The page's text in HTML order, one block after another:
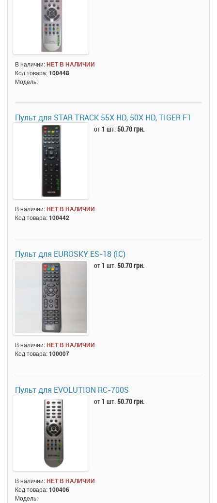
В наличии:НЕТ В НАЛИЧИИ
Код товара:100448
Модель:
Пульт для STAR TRACK 55X HD, 50X HD, TIGER F1
от 1 шт. 50.70 грн.
В наличии:НЕТ В НАЛИЧИИ
Код товара:100442
Пульт для EUROSKY ES-18 (IC)
от 1 шт. 50.70 грн.
В наличии:НЕТ В НАЛИЧИИ
Код товара:100007
Пульт для EVOLUTION RC-700S
от 1 шт. 50.70 грн.
В наличии:НЕТ В НАЛИЧИИ
Код товара:100406
Модель: